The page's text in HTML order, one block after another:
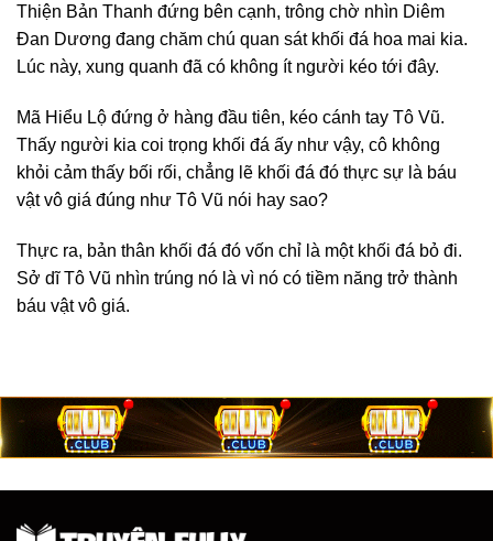
Thiện Bản Thanh đứng bên cạnh, trông chờ nhìn Diêm
Đan Dương đang chăm chú quan sát khối đá hoa mai kia.
Lúc này, xung quanh đã có không ít người kéo tới đây.
Mã Hiểu Lộ đứng ở hàng đầu tiên, kéo cánh tay Tô Vũ.
Thấy người kia coi trọng khối đá ấy như vậy, cô không
khỏi cảm thấy bối rối, chẳng lẽ khối đá đó thực sự là báu
vật vô giá đúng như Tô Vũ nói hay sao?
Thực ra, bản thân khối đá đó vốn chỉ là một khối đá bỏ đi.
Sở dĩ Tô Vũ nhìn trúng nó là vì nó có tiềm năng trở thành
báu vật vô giá.